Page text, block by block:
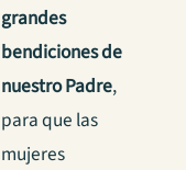
grandes
bendiciones de
nuestro Padre,
para que las
mujeres